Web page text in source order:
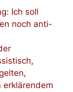
Ich soll
noch anti-